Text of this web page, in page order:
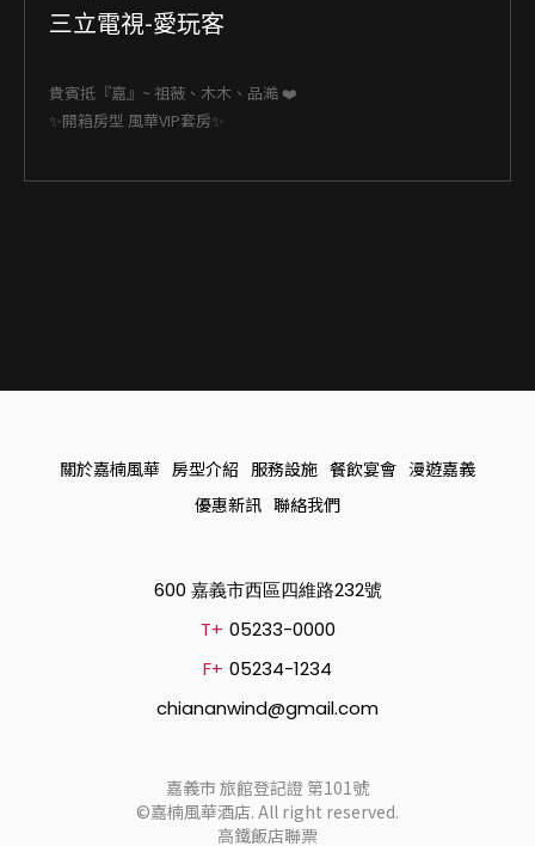
三立電視-愛玩客
貴賓抵『嘉』~ 祖薇、木木、品澔 ❤️
✨開箱房型 風華VIP套房✨
關於嘉楠風華 房型介紹 服務設施 餐飲宴會 漫遊嘉義
優惠新訊 聯絡我們
600 嘉義市西區四維路232號
T+ 05233-0000
F+ 05234-1234
chiananwind@gmail.com
嘉義市 旅館登記證 第101號
©嘉楠風華酒店. All right reserved.
高鐵飯店聯票